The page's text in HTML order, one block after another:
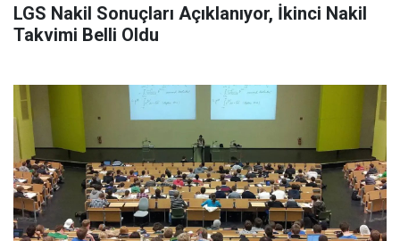
LGS Nakil Sonuçları Açıklanıyor, İkinci Nakil
Takvimi Belli Oldu